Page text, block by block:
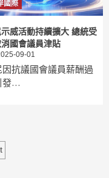
國際
威活動持續擴大 總統受
國會議員津貼
09-01
因抗議國會議員薪酬過
發…